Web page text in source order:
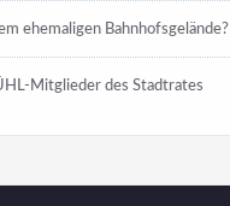
ehemaligen Bahnhofsgelände?
Mitglieder des Stadtrates